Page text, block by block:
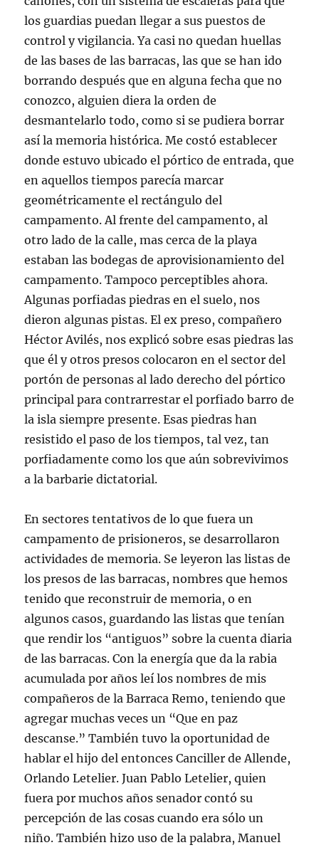
los guardias puedan llegar a sus puestos de
control y vigilancia. Ya casi no quedan huellas
de las bases de las barracas, las que se han ido
borrando después que en alguna fecha que no
conozco, alguien diera la orden de
desmantelarlo todo, como si se pudiera borrar
así la memoria histórica. Me costó establecer
donde estuvo ubicado el pórtico de entrada, que
en aquellos tiempos parecía marcar
geométricamente el rectángulo del
campamento. Al frente del campamento, al
otro lado de la calle, mas cerca de la playa
estaban las bodegas de aprovisionamiento del
campamento. Tampoco perceptibles ahora.
Algunas porfiadas piedras en el suelo, nos
dieron algunas pistas. El ex preso, compañero
Héctor Avilés, nos explicó sobre esas piedras las
que él y otros presos colocaron en el sector del
portón de personas al lado derecho del pórtico
principal para contrarrestar el porfiado barro de
la isla siempre presente. Esas piedras han
resistido el paso de los tiempos, tal vez, tan
porfiadamente como los que aún sobrevivimos
a la barbarie dictatorial.
En sectores tentativos de lo que fuera un
campamento de prisioneros, se desarrollaron
actividades de memoria. Se leyeron las listas de
los presos de las barracas, nombres que hemos
tenido que reconstruir de memoria, o en
algunos casos, guardando las listas que tenían
que rendir los “antiguos” sobre la cuenta diaria
de las barracas. Con la energía que da la rabia
acumulada por años leí los nombres de mis
compañeros de la Barraca Remo, teniendo que
agregar muchas veces un “Que en paz
descanse.” También tuvo la oportunidad de
hablar el hijo del entonces Canciller de Allende,
Orlando Letelier. Juan Pablo Letelier, quien
fuera por muchos años senador contó su
percepción de las cosas cuando era sólo un
niño. También hizo uso de la palabra, Manuel